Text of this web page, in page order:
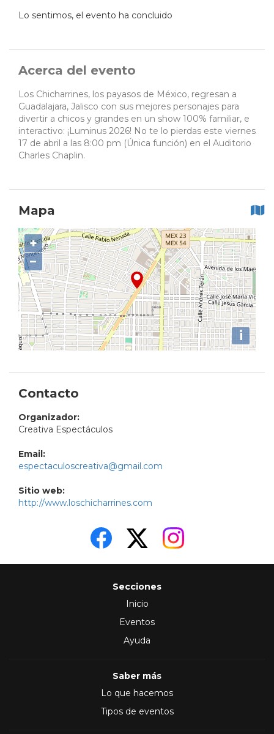
Lo sentimos, el evento ha concluido
Acerca del evento
Los Chicharrines, los payasos de México, regresan a
Guadalajara, Jalisco con sus mejores personajes para
divertir a chicos y grandes en un show 100% familiar, e
interactivo: ¡Luminus 2026! No te lo pierdas este viernes
17 de abril a las 8:00 pm (Única función) en el Auditorio
Charles Chaplin.
Mapa
+
−
i
Contacto
Organizador:
Creativa Espectáculos
Email:
espectaculoscreativa@gmail.com
Sitio web:
http://www.loschicharrines.com
Secciones
Inicio
Eventos
Ayuda
Saber más
Lo que hacemos
Tipos de eventos